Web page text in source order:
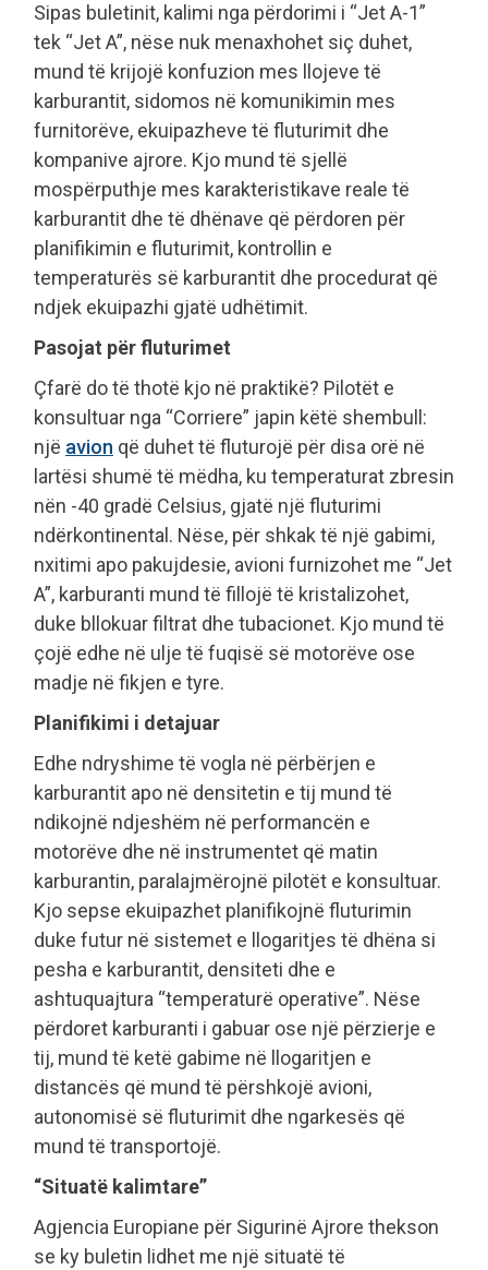
Sipas buletinit, kalimi nga përdorimi i “Jet A-1”
tek “Jet A”, nëse nuk menaxhohet siç duhet,
mund të krijojë konfuzion mes llojeve të
karburantit, sidomos në komunikimin mes
furnitorëve, ekuipazheve të fluturimit dhe
kompanive ajrore. Kjo mund të sjellë
mospërputhje mes karakteristikave reale të
karburantit dhe të dhënave që përdoren për
planifikimin e fluturimit, kontrollin e
temperaturës së karburantit dhe procedurat që
ndjek ekuipazhi gjatë udhëtimit.
Pasojat për fluturimet
Çfarë do të thotë kjo në praktikë? Pilotët e
konsultuar nga “Corriere” japin këtë shembull:
një avion që duhet të fluturojë për disa orë në
lartësi shumë të mëdha, ku temperaturat zbresin
nën -40 gradë Celsius, gjatë një fluturimi
ndërkontinental. Nëse, për shkak të një gabimi,
nxitimi apo pakujdesie, avioni furnizohet me “Jet
A”, karburanti mund të fillojë të kristalizohet,
duke bllokuar filtrat dhe tubacionet. Kjo mund të
çojë edhe në ulje të fuqisë së motorëve ose
madje në fikjen e tyre.
Planifikimi i detajuar
Edhe ndryshime të vogla në përbërjen e
karburantit apo në densitetin e tij mund të
ndikojnë ndjeshëm në performancën e
motorëve dhe në instrumentet që matin
karburantin, paralajmërojnë pilotët e konsultuar.
Kjo sepse ekuipazhet planifikojnë fluturimin
duke futur në sistemet e llogaritjes të dhëna si
pesha e karburantit, densiteti dhe e
ashtuquajtura “temperaturë operative”. Nëse
përdoret karburanti i gabuar ose një përzierje e
tij, mund të ketë gabime në llogaritjen e
distancës që mund të përshkojë avioni,
autonomisë së fluturimit dhe ngarkesës që
mund të transportojë.
“Situatë kalimtare”
Agjencia Europiane për Sigurinë Ajrore thekson
se ky buletin lidhet me një situatë të